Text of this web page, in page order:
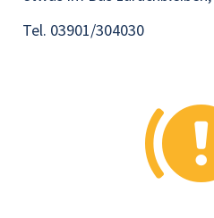
Tel. 03901/304030